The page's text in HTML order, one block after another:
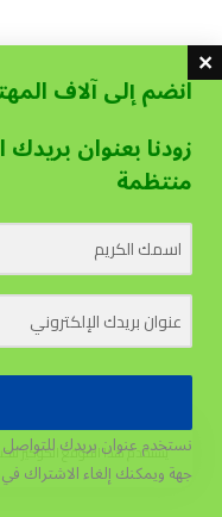
يستخدم هذا الموقع الكوكيز
انضم إلى آلاف
زودنا بعنوان
منتظمة
نستخدم عنوان بريدك
جهةويمكنك إلغاء الاشتراك